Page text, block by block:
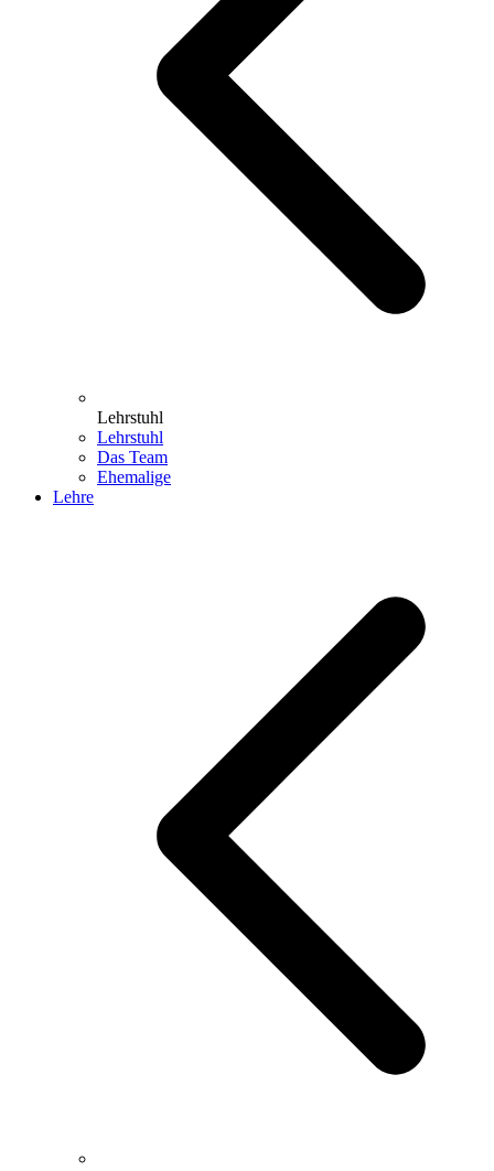
Lehrstuhl
Lehrstuhl
Das Team
Ehemalige
Lehre